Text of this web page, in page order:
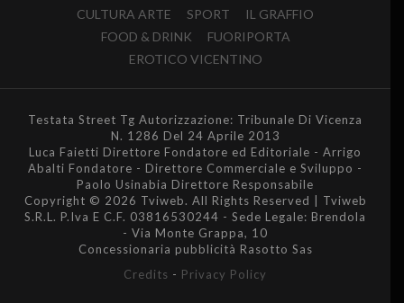
CULTURA ARTE
SPORT
IL GRAFFIO
FOOD & DRINK
FUORIPORTA
EROTICO VICENTINO
Testata Street Tg Autorizzazione: Tribunale Di Vicenza
N. 1286 Del 24 Aprile 2013
Luca Faietti Direttore Fondatore ed Editoriale - Arrigo
Abalti Fondatore - Direttore Commerciale e Sviluppo -
Paolo Usinabia Direttore Responsabile
Copyright © 2026 Tviweb. All Rights Reserved | Tviweb
S.R.L. P.Iva E C.F. 03816530244 - Sede Legale: Brendola
- Via Monte Grappa, 10
Concessionaria pubblicità Rasotto Sas
Credits - Privacy Policy